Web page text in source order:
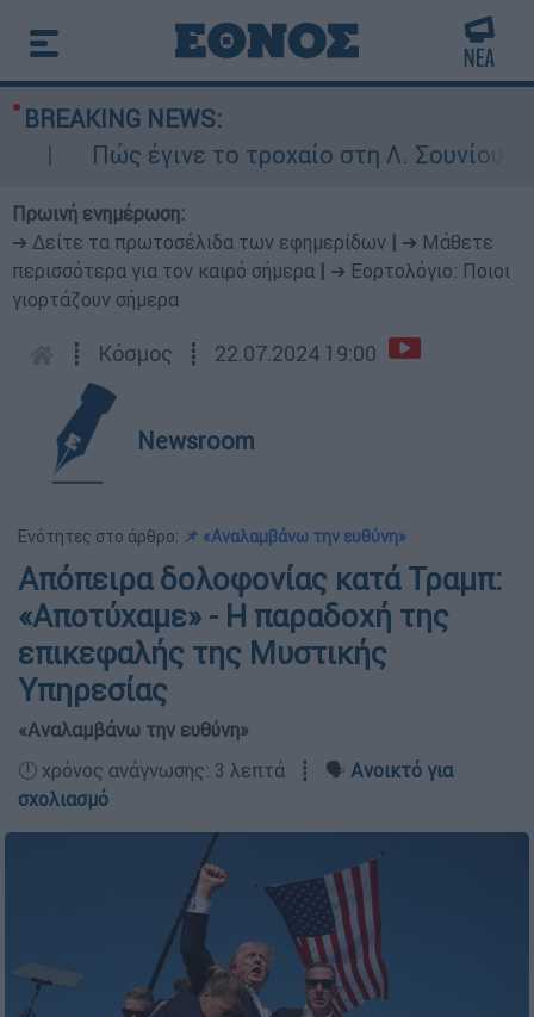
BREAKING NEWS:
Πώς έγινε το τροχαίο στη Λ. Σουνίου:
Πρωινή ενημέρωση:
➔ Δείτε τα πρωτοσέλιδα των εφημερίδων
➔ Μάθετε
περισσότερα για τον καιρό σήμερα
➔ Εορτολόγιο: Ποιοι
γιορτάζουν σήμερα
┋ Κόσμος ┋ 22.07.2024 19:00
Newsroom
Ενότητες στο άρθρο: 📌 «Αναλαμβάνω την ευθύνη»
Απόπειρα δολοφονίας κατά Τραμπ:
«Αποτύχαμε» - Η παραδοχή της
επικεφαλής της Μυστικής
Υπηρεσίας
«Αναλαμβάνω την ευθύνη»
🕛 χρόνος ανάγνωσης: 3 λεπτά ┋ 🗣️ Ανοικτό για
σχολιασμό